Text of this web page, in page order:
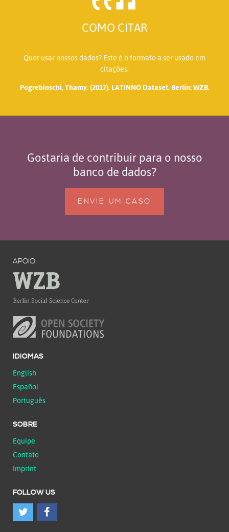
COMO CITAR
Quer usar nossos dados? Este é o formato a ser usado em
citações:
Pogrebinschi, Thamy. (2017). LATINNO Dataset. Berlin: WZB.
Gostaria de contribuir para o nosso
banco de dados?
ENVIE UM CASO
APOIO:
IDIOMAS
English
Español
Português
SOBRE
Equipe
Contato
Imprint
FOLLOW US